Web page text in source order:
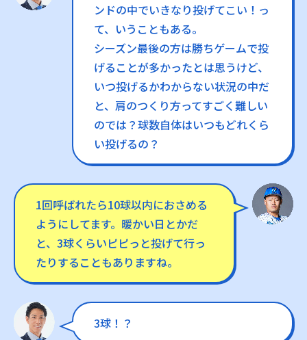
ンドの中でいきなり投げてこい！っ
て、いうこともある。
シーズン最後の方は勝ちゲームで投
げることが多かったとは思うけど、
いつ投げるかわからない状況の中だ
と、肩のつくり方ってすごく難しい
のでは？球数自体はいつもどれくら
い投げるの？
1回呼ばれたら10球以内におさめる
ようにしてます。暖かい日とかだ
と、3球くらいピピっと投げて行っ
たりすることもありますね。
3球！？